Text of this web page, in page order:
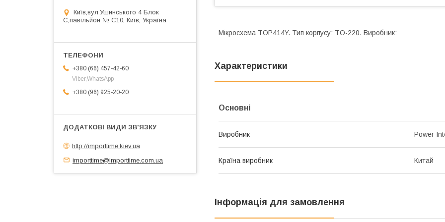
Мікросхема TOP414Y. Тип корпусу: TO-220. Виробник:
Характеристики
Основні
Виробник Power
Країна виробник Китай
Інформація для замовлення
Київ,вул.Ушинського 4 Блок
С,павільйон № С10, Київ, Україна
+380 (66) 457-42-60
Viber,WhatsApp
+380 (96) 925-20-20
http://importtime.kiev.ua
importtime@importtime.com.ua